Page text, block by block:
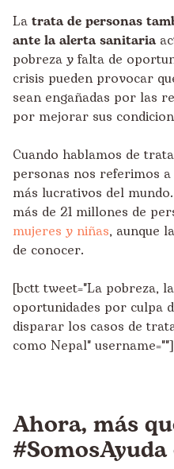
La trata de personas
ante la alerta sanitaria
pobreza y falta de
crisis pueden provocar
sean engañadas por las
por mejorar sus
Cuando hablamos de
personas nos referimos
más lucrativos del
más de 21 millones de
mujeres y niñas, aunque
de conocer.
[bctt tweet="La pobreza,
oportunidades por culpa
disparar los casos de
como Nepal" username=""]
Ahora, más
#SomosAyuda